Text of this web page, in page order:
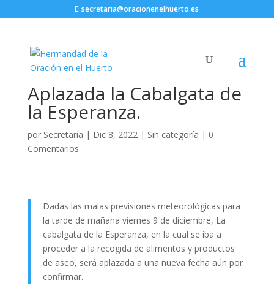
secretaria@oracionenelhuerto.es
Aplazada la Cabalgata de
la Esperanza.
por Secretaría | Dic 8, 2022| Sin categoría | 0
Comentarios
Dadas las malas previsiones meteorológicas para
la tarde de mañana viernes 9 de diciembre, La
cabalgata de la Esperanza, en la cual se iba a
proceder a la recogida de alimentos y productos
de aseo, será aplazada a una nueva fecha aún por
confirmar.